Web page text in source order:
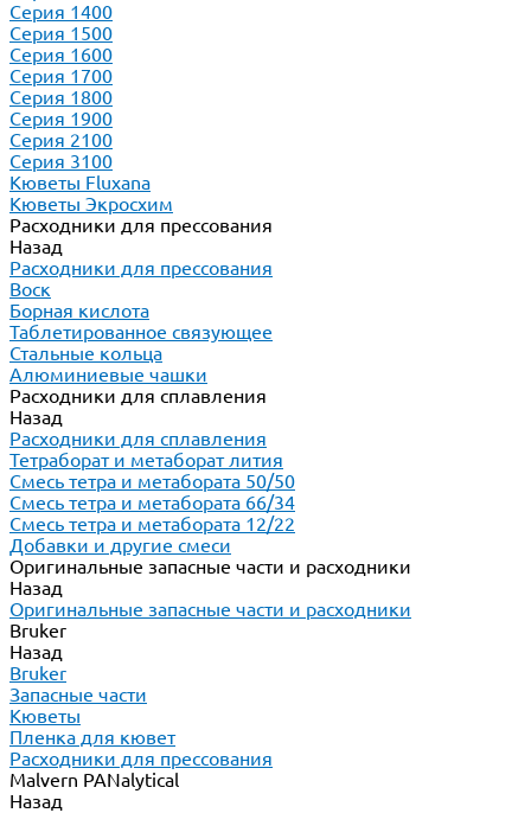
Серия 1400
Серия 1500
Серия 1600
Серия 1700
Серия 1800
Серия 1900
Серия 2100
Серия 3100
Кюветы Fluxana
Кюветы Экросхим
Расходники для прессования
Назад
Расходники для прессования
Воск
Борная кислота
Таблетированное связующее
Стальные кольца
Алюминиевые чашки
Расходники для сплавления
Назад
Расходники для сплавления
Тетраборат и метаборат лития
Смесь тетра и метабората 50/50
Смесь тетра и метабората 66/34
Смесь тетра и метабората 12/22
Добавки и другие смеси
Оригинальные запасные части и расходники
Назад
Оригинальные запасные части и расходники
Bruker
Назад
Bruker
Запасные части
Кюветы
Пленка для кювет
Расходники для прессования
Malvern PANalytical
Назад